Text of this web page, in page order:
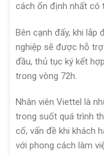
cách ổn định nhất có
Bên cạnh đấy, khi lắp
nghiệp sẽ được hỗ
đầu, thủ tục ký kết
trong vòng 72h.
Nhân viên Viettel là
trong suốt quá trình
cố, vấn đề khi khách
với phong cách làm